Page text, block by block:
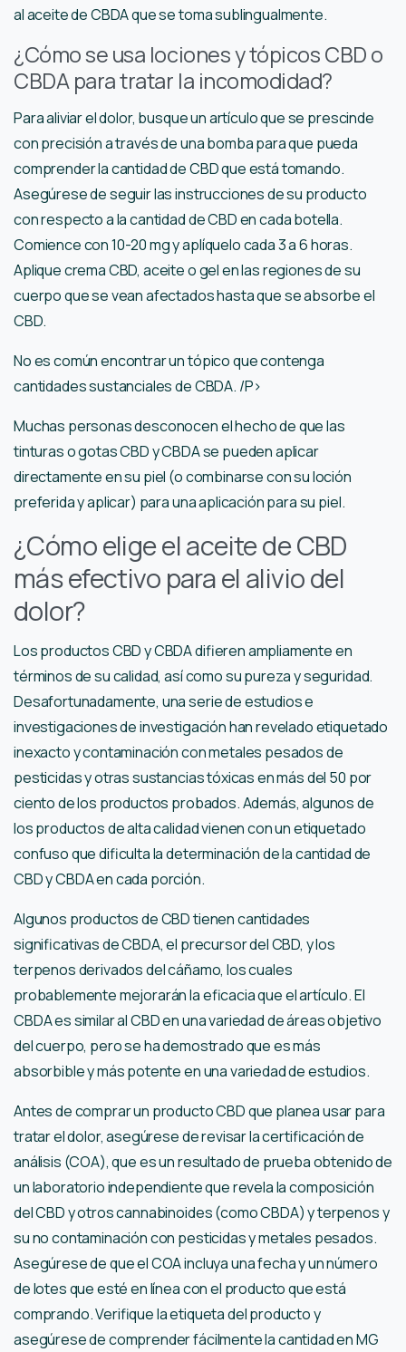
al aceite de CBDA que se toma sublingualmente.
¿Cómo se usa lociones y tópicos CBD o
CBDA para tratar la incomodidad?
Para aliviar el dolor, busque un artículo que se prescinde
con precisión a través de una bomba para que pueda
comprender la cantidad de CBD que está tomando.
Asegúrese de seguir las instrucciones de su producto
con respecto a la cantidad de CBD en cada botella.
Comience con 10-20 mg y aplíquelo cada 3 a 6 horas.
Aplique crema CBD, aceite o gel en las regiones de su
cuerpo que se vean afectados hasta que se absorbe el
CBD.
No es común encontrar un tópico que contenga
cantidades sustanciales de CBDA. /P>
Muchas personas desconocen el hecho de que las
tinturas o gotas CBD y CBDA se pueden aplicar
directamente en su piel (o combinarse con su loción
preferida y aplicar) para una aplicación para su piel.
¿Cómo elige el aceite de CBD
más efectivo para el alivio del
dolor?
Los productos CBD y CBDA difieren ampliamente en
términos de su calidad, así como su pureza y seguridad.
Desafortunadamente, una serie de estudios e
investigaciones de investigación han revelado etiquetado
inexacto y contaminación con metales pesados ​​de
pesticidas y otras sustancias tóxicas en más del 50 por
ciento de los productos probados. Además, algunos de
los productos de alta calidad vienen con un etiquetado
confuso que dificulta la determinación de la cantidad de
CBD y CBDA en cada porción.
Algunos productos de CBD tienen cantidades
significativas de CBDA, el precursor del CBD, y los
terpenos derivados del cáñamo, los cuales
probablemente mejorarán la eficacia que el artículo. El
CBDA es similar al CBD en una variedad de áreas objetivo
del cuerpo, pero se ha demostrado que es más
absorbible y más potente en una variedad de estudios.
Antes de comprar un producto CBD que planea usar para
tratar el dolor, asegúrese de revisar la certificación de
análisis (COA), que es un resultado de prueba obtenido de
un laboratorio independiente que revela la composición
del CBD y otros cannabinoides (como CBDA) y terpenos y
su no contaminación con pesticidas y metales pesados.
Asegúrese de que el COA incluya una fecha y un número
de lotes que esté en línea con el producto que está
comprando. Verifique la etiqueta del producto y
asegúrese de comprender fácilmente la cantidad en MG